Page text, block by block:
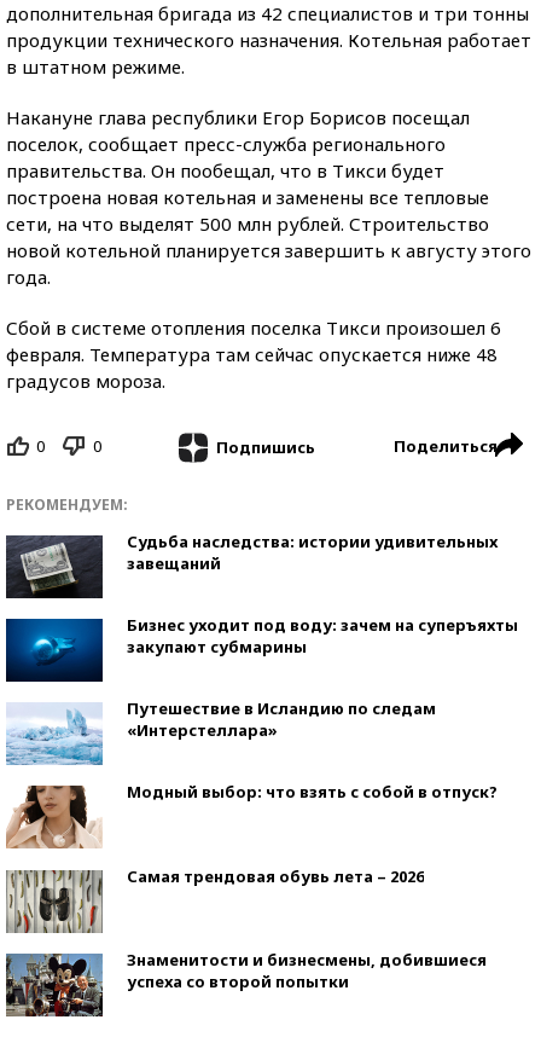
дополнительная бригада из 42 специалистов и три тонны
продукции технического назначения. Котельная работает
в штатном режиме.
Накануне глава республики Егор Борисов посещал
поселок, сообщает пресс-служба регионального
правительства. Он пообещал, что в Тикси будет
построена новая котельная и заменены все тепловые
сети, на что выделят 500 млн рублей. Строительство
новой котельной планируется завершить к августу этого
года.
Сбой в системе отопления поселка Тикси произошел 6
февраля. Температура там сейчас опускается ниже 48
градусов мороза.
0 0 Подпишись Поделиться
РЕКОМЕНДУЕМ:
Судьба наследства: истории удивительных
завещаний
Бизнес уходит под воду: зачем на суперъяхты
закупают субмарины
Путешествие в Исландию по следам
«Интерстеллара»
Модный выбор: что взять с собой в отпуск?
Самая трендовая обувь лета – 2026
Знаменитости и бизнесмены, добившиеся
успеха со второй попытки